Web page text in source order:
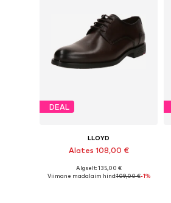
DEAL
LLOYD
Alates 108,00 €
Saadaval erinevates suurustes
Algselt: 135,00 €
Viimane madalaim hind:109,00 €-1%